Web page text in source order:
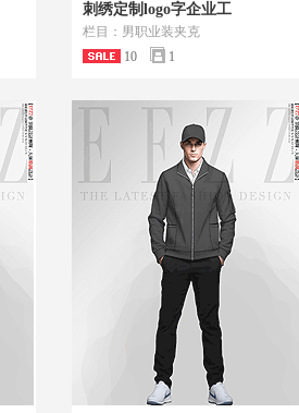
刺绣定制logo字企业工
栏目：男职业装夹克
10
1